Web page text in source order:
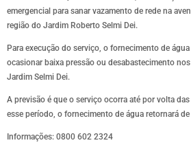
emergencial para sanar vazamento de rede na
região do Jardim Roberto Selmi Dei.
Para execução do serviço, o fornecimento de
ocasionar baixa pressão ou desabastecimento
Jardim Selmi Dei.
A previsão é que o serviço ocorra até por volta
esse período, o fornecimento de água retornará
Informações: 0800 602 2324